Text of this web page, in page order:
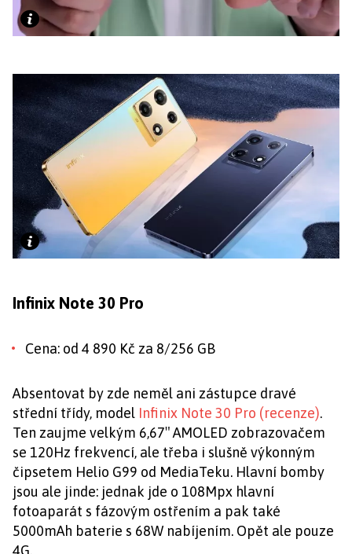
Infinix Note 30 Pro
Cena: od 4 890 Kč za 8/256 GB
Absentovat by zde neměl ani zástupce dravé
střední třídy, model Infinix Note 30 Pro (recenze).
Ten zaujme velkým 6,67″ AMOLED zobrazovačem
se 120Hz frekvencí, ale třeba i slušně výkonným
čipsetem Helio G99 od MediaTeku. Hlavní bomby
jsou ale jinde: jednak jde o 108Mpx hlavní
fotoaparát s fázovým ostřením a pak také
5000mAh baterie s 68W nabíjením. Opět ale pouze
4G.